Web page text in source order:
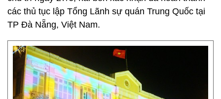
các thủ tục lập Tổng Lãnh sự quán Trung Quốc tại
TP Đà Nẵng, Việt Nam.